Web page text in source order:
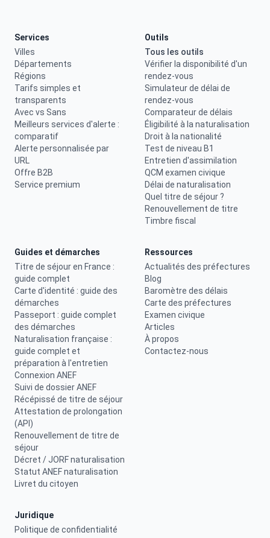
Services
Villes
Départements
Régions
Tarifs simples et
transparents
Avec vs Sans
Meilleurs services d'alerte :
comparatif
Alerte personnalisée par
URL
Offre B2B
Service premium
Outils
Tous les outils
Vérifier la disponibilité d'un
rendez-vous
Simulateur de délai de
rendez-vous
Comparateur de délais
Éligibilité à la naturalisation
Droit à la nationalité
Test de niveau B1
Entretien d'assimilation
QCM examen civique
Délai de naturalisation
Quel titre de séjour ?
Renouvellement de titre
Timbre fiscal
Guides et démarches
Titre de séjour en France :
guide complet
Carte d'identité : guide des
démarches
Passeport : guide complet
des démarches
Naturalisation française :
guide complet et
préparation à l'entretien
Connexion ANEF
Suivi de dossier ANEF
Récépissé de titre de séjour
Attestation de prolongation
(API)
Renouvellement de titre de
séjour
Décret / JORF naturalisation
Statut ANEF naturalisation
Livret du citoyen
Ressources
Actualités des préfectures
Blog
Baromètre des délais
Carte des préfectures
Examen civique
Articles
À propos
Contactez-nous
Juridique
Politique de confidentialité